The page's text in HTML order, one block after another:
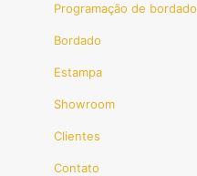
Programação de bordado
Bordado
Estampa
Showroom
Clientes
Contato